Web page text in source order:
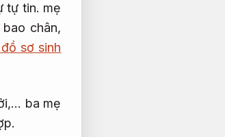
tự tin. mẹ
bao chân,
sơ sinh
ba mẹ